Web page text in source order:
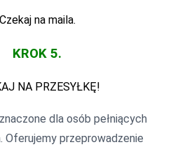
Czekaj na maila.
KROK 5.
NA PRZESYŁKĘ!
dla osób pełniących
Oferujemy przeprowadzenie